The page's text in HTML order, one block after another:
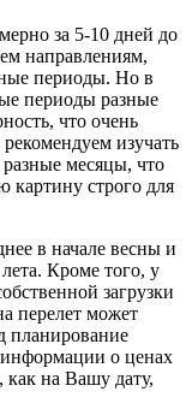
за 5-10 дней до
направлениям,
периоды. Но в
периоды разные
что очень
изучать
месяцы, что
картину строго для
в начале весны и
Кроме того, у
загрузки
перелет может
планирование
информации о ценах
на Вашу дату,